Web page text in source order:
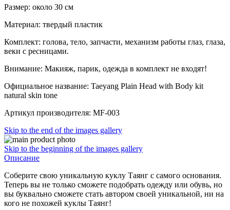
Размер: около 30 см
Материал: твердый пластик
Комплект: голова, тело, запчасти, механизм работы глаз, глаза,
веки с ресницами.
Внимание: Макияж, парик, одежда в комплект не входят!
Официальное название: Taeyang Plain Head with Body kit
natural skin tone
Артикул производителя: MF-003
Skip to the end of the images gallery
Skip to the beginning of the images gallery
Описание
Соберите свою уникальную куклу Таянг с самого основания.
Теперь вы не только сможете подобрать одежду или обувь, но
вы буквально сможете стать автором своей уникальной, ни на
кого не похожей куклы Таянг!